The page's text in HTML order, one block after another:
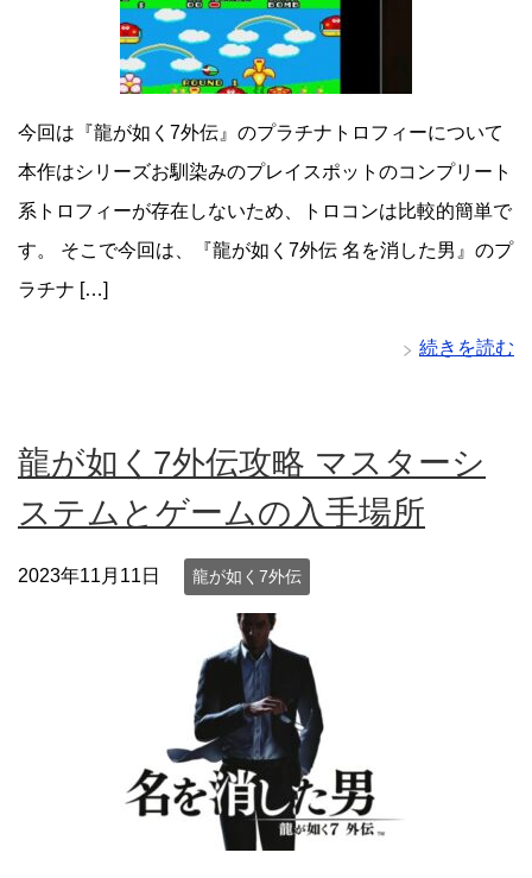
今回は『龍が如く7外伝』のプラチナトロフィーについて
本作はシリーズお馴染みのプレイスポットのコンプリート
系トロフィーが存在しないため、トロコンは比較的簡単で
す。 そこで今回は、『龍が如く7外伝 名を消した男』のプ
ラチナ […]
続きを読む
龍が如く7外伝攻略 マスターシ
ステムとゲームの入手場所
2023年11月11日 龍が如く7外伝